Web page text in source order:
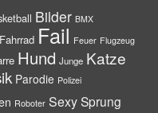
Bilder BMX
Fahrrad Fail Feuer Flugzeug
Hund Junge Katze
Parodie Polizei
Roboter SexySprung